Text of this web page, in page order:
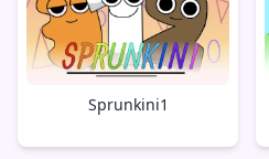
Sprunkini1